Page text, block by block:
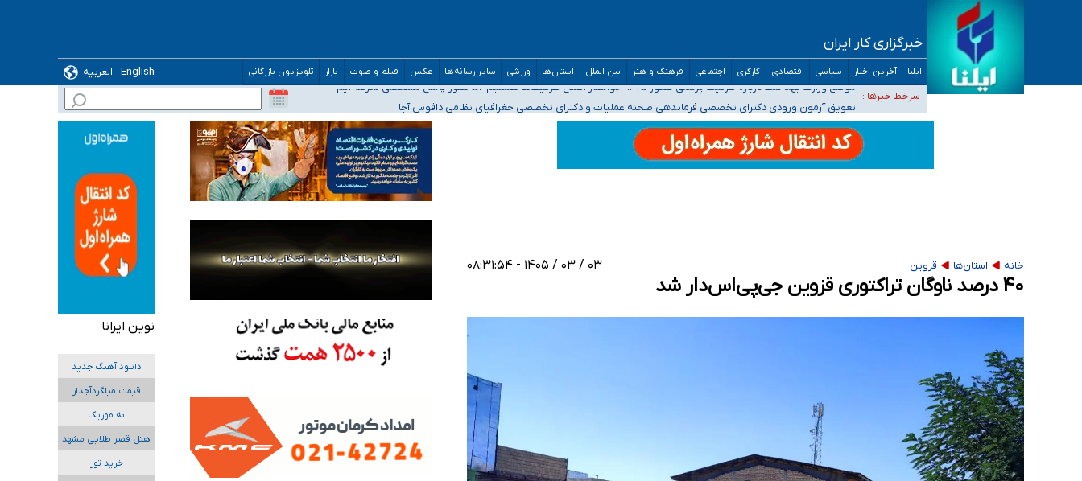
خبرگزاری کار ایران
ایلنا آخرین اخبار سیاسی اقتصادی کارگری اجتماعی فرهنگ و هنر بین الملل استان‌ها ورزشی سایر رسانه‌ها عکس فیلم و صوت بازار تلویزیون بازرگانی English
العربیه
سرخط خبرها :
۴۰ تا ۵۰ روز گرمای نسبی در پیش داریم/ دمای تهران به ۳۸ درجه می‌رسد
موضع وزارت بهداشت درباره ظرفیت پزشکی کنکور ۱۴۰۵: خواستار اصلاح ظرفیت‌ها هستیم، اما هنوز پاسخ مشخصی نگرفته‌ایم
تعویق آزمون ورودی دکترای تخصصی فرماندهی صحنه عملیات و دکترای تخصصی جغرافیای نظامی دافوس آجا
خبرنگاران راویان حقیقت با دغدغه نان، مسکن و بیمه
آخرین وضعیت شیوع عفونت‌های تنفسی در کشور/ خوزستان و کرمان بالاتر از آستانه هشدار
خانه استان‌ها قزوین ۰۳ / ۰۳ / ۱۴۰۵ - ۰۸:۳۱:۵۴
۴۰ درصد ناوگان تراکتوری قزوین جی‌پی‌اس‌دار شد
نوین ایرانا
دانلود آهنگ جدید
قیمت میلگردآجدار
به موزیک
هتل قصر طلایی مشهد
خرید تور